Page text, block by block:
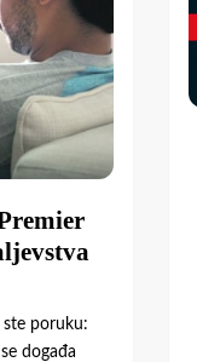
ste poruku:
događa